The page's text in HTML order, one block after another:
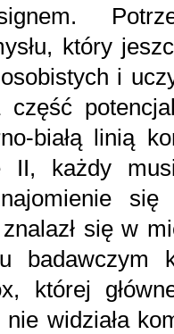
który
i
część
białą linią
II, każdy
się w
badawczym
której
widziała